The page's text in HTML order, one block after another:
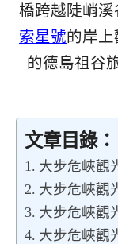
橋跨越陡峭
索星號的岸
的德島祖谷
文章目錄：
大步危峽觀
大步危峽觀
大步危峽觀
大步危峽觀